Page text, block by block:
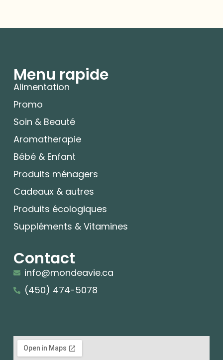
Menu rapide
Alimentation
Promo
Soin & Beauté
Aromatherapie
Bébé & Enfant
Produits ménagers
Cadeaux & autres
Produits écologiques
Suppléments & Vitamines
Contact
info@mondeavie.ca
(450) 474-5078